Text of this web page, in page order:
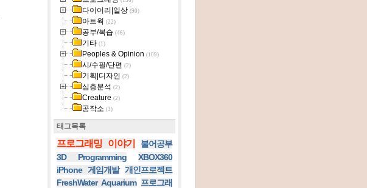
다이어리|일상 (90)
아트웍 (22)
공부/복습 (46)
기타 (1)
Peoples & Opinion (109)
시/수필/단편 (2)
기획|디자인 (2)
심층분석 (2)
Creature (2)
공작소 (3)
태그목록
프로그래밍 이야기
불어공부
3D Programming
XBOX360
iPhone 게임개발 개인프로젝트
FreshWater Aquarium 프로그래